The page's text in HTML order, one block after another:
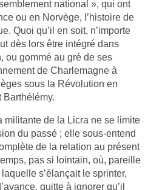
national », qui ont
ou en Norvège, l’histoire de
Quoi qu’il en soit, n’importe
dès lors être intégré dans
ou gommé au gré de ses
de Charlemagne à
sous la Révolution en
Barthélémy.
militante de la Licra ne se limite
du passé ; elle sous-entend
de la relation au présent
pas si lointain, où, pareille
s’élançait le sprinter,
quitte à ignorer qu’il